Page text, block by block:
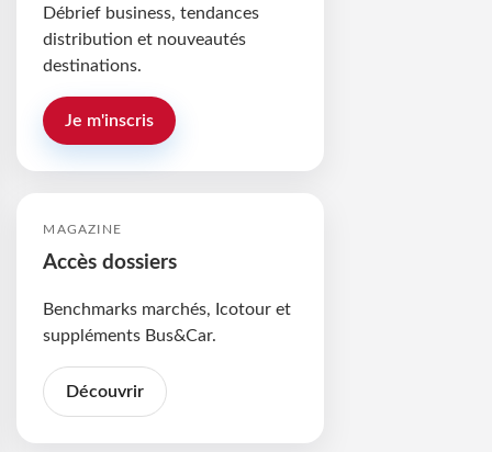
Débrief business, tendances
distribution et nouveautés
destinations.
Je m'inscris
MAGAZINE
Accès dossiers
Benchmarks marchés, Icotour et
suppléments Bus&Car.
Découvrir